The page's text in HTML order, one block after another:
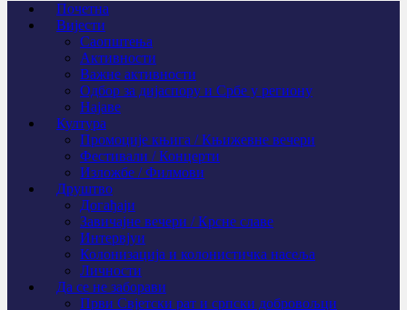
Почетна
Вијести
Саопштења
Активности
Важне активности
Одбор за дијаспору и Србе у региону
Најаве
Култура
Промоције књига / Књижевне вечери
Фестивали / Концерти
Изложбе / Филмови
Друштво
Догађаји
Завичајне вечери / Крсне славе
Интервјуи
Колонизација и колонистичка насеља
Личности
Да се не заборави
Први Свјeтски рат и српски добровољци